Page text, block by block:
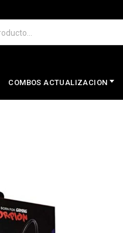
COMBOS ACTUALIZACION